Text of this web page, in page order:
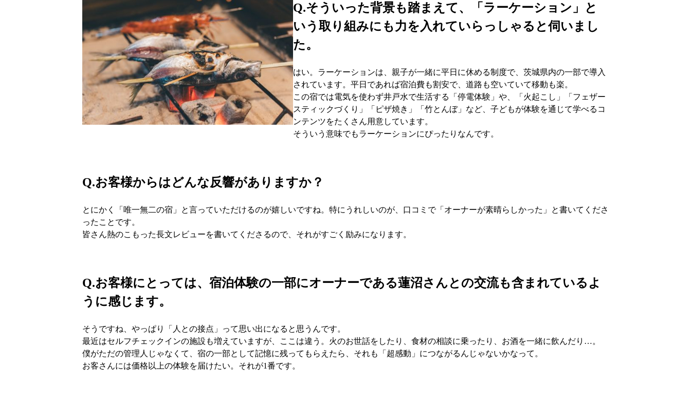
Q.そういった背景も踏まえて、「ラーケーション」と
いう取り組みにも力を入れていらっしゃると伺いまし
た。
はい。ラーケーションは、親子が一緒に平日に休める制度で、茨城県内の一部で導入
されています。平日であれば宿泊費も割安で、道路も空いていて移動も楽。
この宿では電気を使わず井戸水で生活する「停電体験」や、「火起こし」「フェザー
スティックづくり」「ピザ焼き」「竹とんぼ」など、子どもが体験を通じて学べるコ
ンテンツをたくさん用意しています。
そういう意味でもラーケーションにぴったりなんです。
Q.お客様からはどんな反響がありますか？
とにかく「唯一無二の宿」と言っていただけるのが嬉しいですね。特にうれしいのが、口コミで「オーナーが素晴らしかった」と書いてくださ
ったことです。
皆さん熱のこもった長文レビューを書いてくださるので、それがすごく励みになります。
Q.お客様にとっては、宿泊体験の一部にオーナーである蓮沼さんとの交流も含まれているよ
うに感じます。
そうですね、やっぱり「人との接点」って思い出になると思うんです。
最近はセルフチェックインの施設も増えていますが、ここは違う。火のお世話をしたり、食材の相談に乗ったり、お酒を一緒に飲んだり…。
僕がただの管理人じゃなくて、宿の一部として記憶に残ってもらえたら、それも「超感動」につながるんじゃないかなって。
お客さんには価格以上の体験を届けたい。それが1番です。